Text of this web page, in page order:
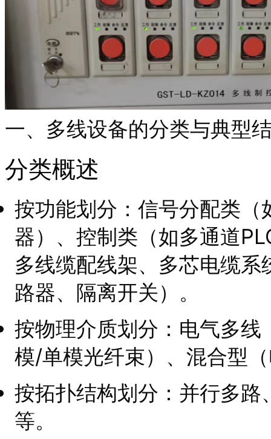
一、多线设备的分类与典型
分类概述
按功能划分：信号分配类
器）、控制类（如多通道
多线缆配线架、多芯电缆
路器、隔离开关）。
按物理介质划分：电气多
模/单模光纤束）、混合型
按拓扑结构划分：并行多
等。